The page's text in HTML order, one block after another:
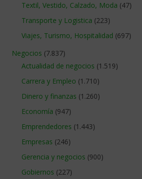
Textil, Vestido, Calzado, Moda (47)
Transporte y Logistica (223)
Viajes, Turismo, Hospitalidad (697)
Negocios (7.837)
Actualidad de negocios (1.519)
Carrera y Empleo (1.710)
Dinero y finanzas (1.260)
Economía (947)
Emprendedores (1.443)
Empresas (246)
Gerencia y negocios (900)
Gobiernos (227)